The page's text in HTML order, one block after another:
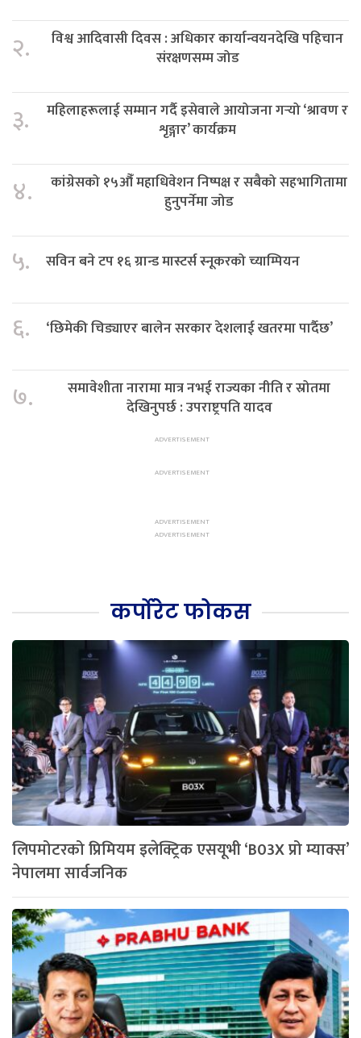
२.
विश्व आदिवासी दिवस : अधिकार कार्यान्वयनदेखि पहिचान
संरक्षणसम्म जोड
३.
महिलाहरूलाई सम्मान गर्दै इसेवाले आयोजना गर्‍यो ‘श्रावण र
शृङ्गार’ कार्यक्रम
४.
कांग्रेसको १५औँ महाधिवेशन निष्पक्ष र सबैको सहभागितामा
हुनुपर्नेमा जोड
५. सविन बने टप १६ ग्रान्ड मास्टर्स स्नूकरको च्याम्पियन
६. ‘छिमेकी चिड्याएर बालेन सरकार देशलाई खतरमा पार्दैछ’
७.
समावेशीता नारामा मात्र नभई राज्यका नीति र स्रोतमा
देखिनुपर्छ : उपराष्ट्रपति यादव
कर्पोरेट फोकस
लिपमोटरको प्रिमियम इलेक्ट्रिक एसयूभी ‘B03X प्रो म्याक्स’
नेपालमा सार्वजनिक